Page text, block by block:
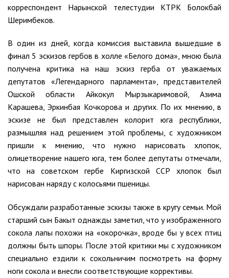
корреспондент Нарынской телестудии КТРК Болокбай
Шеримбеков.
В один из дней, когда комиссия выставила вышедшие в
финал 5 эскизов гербов в холле «Белого дома», мною была
получена критика на наш эскиз герба от уважаемых
депутатов «Легендарного парламента», представителей
Ошской области Айкокул Мырзыкаримовой, Азима
Карашева, Эркинбая Кочкорова и других. По их мнению, в
эскизе не был представлен колорит юга республики,
размышляя над решением этой проблемы, с художником
пришли к мнению, что нужно нарисовать хлопок,
олицетворение нашего юга, тем более депутаты отмечали,
что на советском гербе Киргизской ССР хлопок был
нарисован наряду с колосьями пшеницы.
Обсуждали разработанные эскизы также в кругу семьи. Мой
старший сын Бакыт однажды заметил, что у изображенного
сокола лапы похожи на «окорочка», вроде бы у всех птиц
должны быть шпоры. После этой критики мы с художником
специально ездили к сокольничим посмотреть на форму
ноги сокола и внесли соответствующие коррективы.